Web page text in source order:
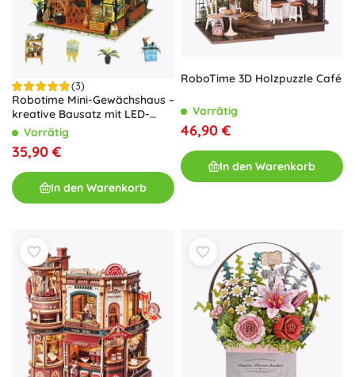
(3)
Robotime Mini-Gewächshaus –
kreative Bausatz mit LED-
Beleuchtung
Vorrätig
35,90 €
In den Warenkorb
RoboTime 3D Holzpuzzle Café
Vorrätig
46,90 €
In den Warenkorb